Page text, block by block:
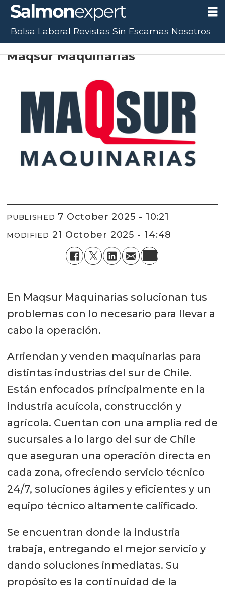
Proveedor ESA Aysén 2025
Maqsur Maquinarias
PUBLISHED 7 October 2025 - 10:21
MODIFIED 21 October 2025 - 14:48
En Maqsur Maquinarias solucionan tus
problemas con lo necesario para llevar a
cabo la operación.
Arriendan y venden maquinarias para
distintas industrias del sur de Chile.
Están enfocados principalmente en la
industria acuícola, construcción y
agrícola. Cuentan con una amplia red de
sucursales a lo largo del sur de Chile
que aseguran una operación directa en
cada zona, ofreciendo servicio técnico
24/7, soluciones ágiles y eficientes y un
equipo técnico altamente calificado.
Se encuentran donde la industria
trabaja, entregando el mejor servicio y
dando soluciones inmediatas. Su
propósito es la continuidad de la
Bolsa Laboral Revistas Sin Escamas Nosotros